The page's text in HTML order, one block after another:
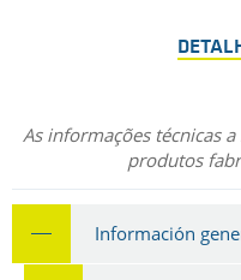
As informações técnicas
produtos
Información